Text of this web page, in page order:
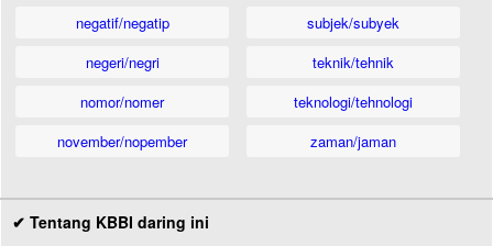
negatif/negatip
negeri/negri
nomor/nomer
november/nopember
subjek/subyek
teknik/tehnik
teknologi/tehnologi
zaman/jaman
✔ Tentang KBBI daring ini